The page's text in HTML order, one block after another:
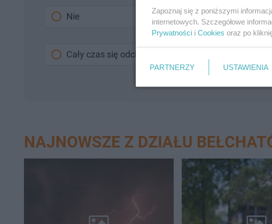
Nie
Cały czas się odchudzam
NAJNOWSZE Z DZIAŁU
Zapoznaj się z poniższymi
internetowych. Szczegółowe
Prywatności i Cookies oraz po
PARTNERZY USTAWIENIA